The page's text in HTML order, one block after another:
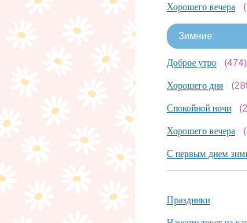
Хорошего вечера
Зимние:
Доброе утро (474)
Хорошего дня
Спокойной ночи
Хорошего вечера
С первым днем
Праздники